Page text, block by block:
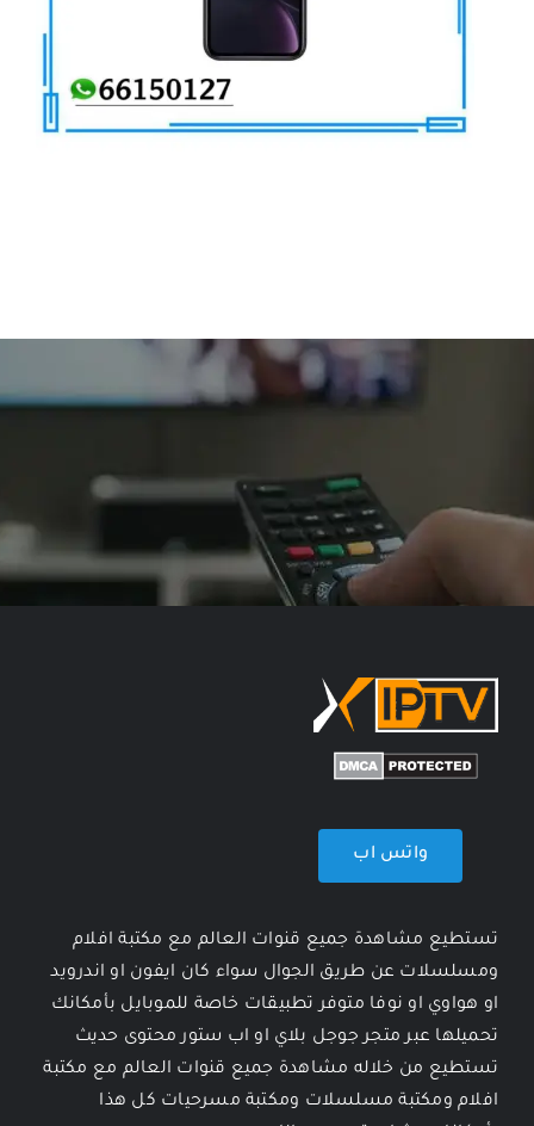
واتس اب
تستطيع مشاهدة جميع قنوات العالم مع مكتبة افلام
ومسلسلات عن طريق الجوال سواء كان ايفون او اندرويد
او هواوي او نوفا متوفر تطبيقات خاصة للموبايل بأمكانك
تحميلها عبر متجر جوجل بلاي او اب ستور محتوى حديث
تستطيع من خلاله مشاهدة جميع قنوات العالم مع مكتبة
افلام ومكتبة مسلسلات ومكتبة مسرحيات كل هذا